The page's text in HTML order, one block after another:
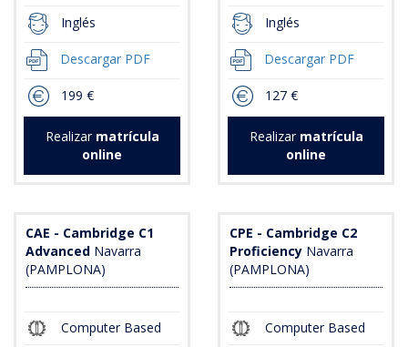
Inglés
Descargar PDF
199 €
Realizar matrícula
online
Inglés
Descargar PDF
127 €
Realizar matrícula
online
CAE - Cambridge C1
Advanced Navarra
(PAMPLONA)
Computer Based
CPE - Cambridge C2
Proficiency Navarra
(PAMPLONA)
Computer Based